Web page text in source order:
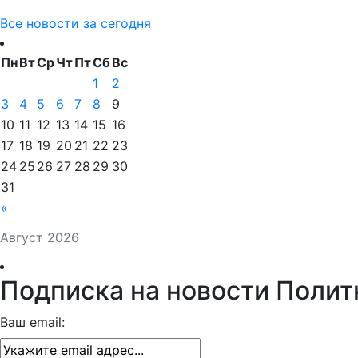
Все новости за сегодня
Август 2026
ПнВтСрЧтПтСбВс
«
1
2
3
4 5 6 7 8
9
10 11 12 13 14 15 16
17 18 19 20 21 22 23
24 25 26 27 28 29 30
31
Подписка на новости
Ваш email: